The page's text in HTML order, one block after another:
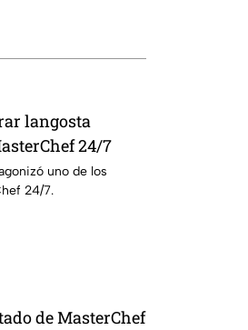
langosta
24/7
uno de los
24/7.
de MasterChef